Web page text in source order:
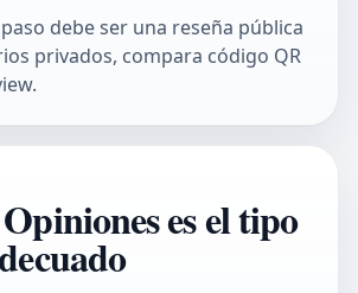
debe ser una reseña pública
privados, compara código QR
.
es el tipo